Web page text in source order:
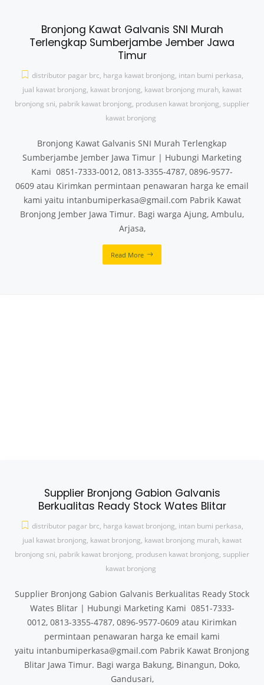
Bronjong Kawat Galvanis SNI Murah
Terlengkap Sumberjambe Jember Jawa
Timur
distributor pagar brc, harga kawat bronjong, intan bumi perkasa,
jual kawat bronjong, kawat bronjong, kawat bronjong murah, kawat
bronjong sni, pabrik kawat bronjong, produsen kawat bronjong, supplier
kawat bronjong
Bronjong Kawat Galvanis SNI Murah Terlengkap
Sumberjambe Jember Jawa Timur | Hubungi Marketing
Kami 0851-7333-0012, 0813-3355-4787, 0896-9577-
0609 atau Kirimkan permintaan penawaran harga ke email
kami yaitu intanbumiperkasa@gmail.com Pabrik Kawat
Bronjong Jember Jawa Timur. Bagi warga Ajung, Ambulu,
Arjasa,
Read More
Supplier Bronjong Gabion Galvanis
Berkualitas Ready Stock Wates Blitar
distributor pagar brc, harga kawat bronjong, intan bumi perkasa,
jual kawat bronjong, kawat bronjong, kawat bronjong murah, kawat
bronjong sni, pabrik kawat bronjong, produsen kawat bronjong, supplier
kawat bronjong
Supplier Bronjong Gabion Galvanis Berkualitas Ready Stock
Wates Blitar | Hubungi Marketing Kami 0851-7333-
0012, 0813-3355-4787, 0896-9577-0609 atau Kirimkan
permintaan penawaran harga ke email kami
yaitu intanbumiperkasa@gmail.com Pabrik Kawat Bronjong
Blitar Jawa Timur. Bagi warga Bakung, Binangun, Doko,
Gandusari,